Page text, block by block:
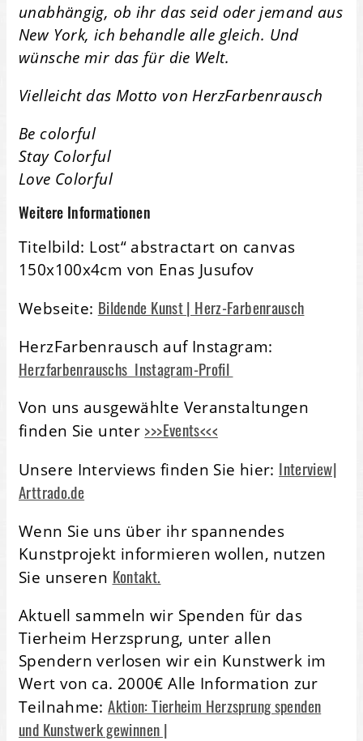
unabhängig, ob ihr das seid oder jemand aus
New York, ich behandle alle gleich. Und
wünsche mir das für die Welt.
Vielleicht das Motto von HerzFarbenrausch
Be colorful
Stay Colorful
Love Colorful
Weitere Informationen
Titelbild: Lost“ abstractart on canvas
150x100x4cm von Enas Jusufov
Webseite: Bildende Kunst | Herz-Farbenrausch
HerzFarbenrausch auf Instagram:
Herzfarbenrauschs Instagram-Profil
Von uns ausgewählte Veranstaltungen
finden Sie unter >>>Events<<<
Unsere Interviews finden Sie hier: Interview|
Arttrado.de
Wenn Sie uns über ihr spannendes
Kunstprojekt informieren wollen, nutzen
Sie unseren Kontakt.
Aktuell sammeln wir Spenden für das
Tierheim Herzsprung, unter allen
Spendern verlosen wir ein Kunstwerk im
Wert von ca. 2000€ Alle Information zur
Teilnahme:Aktion: Tierheim Herzsprung spenden
und Kunstwerk gewinnen |